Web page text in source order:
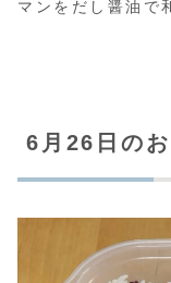
マンをだし醤油で
6月26日のお